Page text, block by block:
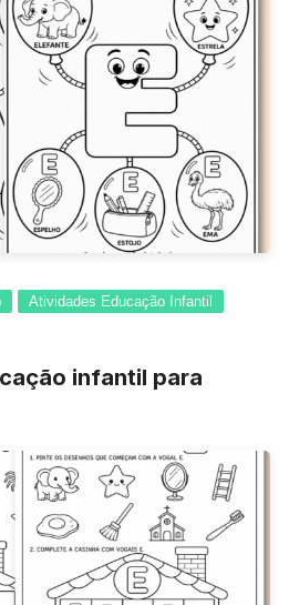
Atividades Educação Infantil
infantil para